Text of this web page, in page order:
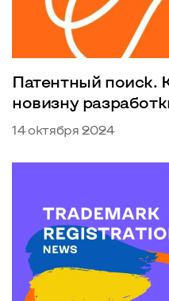
Патентный поиск.
новизну
14 октября 2024